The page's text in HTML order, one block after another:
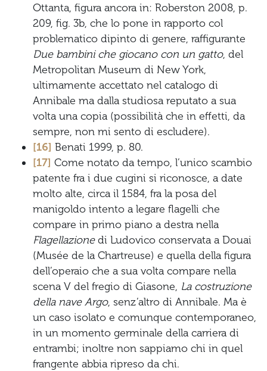
Ottanta, figura ancora in: Roberston 2008, p.
209, fig. 3b, che lo pone in rapporto col
problematico dipinto di genere, raffigurante
Due bambini che giocano con un gatto, del
Metropolitan Museum di New York,
ultimamente accettato nel catalogo di
Annibale ma dalla studiosa reputato a sua
volta una copia (possibilità che in effetti, da
sempre, non mi sento di escludere).
[16] Benati 1999, p. 80.
[17] Come notato da tempo, l’unico scambio
patente fra i due cugini si riconosce, a date
molto alte, circa il 1584, fra la posa del
manigoldo intento a legare flagelli che
compare in primo piano a destra nella
Flagellazionedi Ludovico conservata a Douai
(Musée de la Chartreuse) e quella della figura
dell’operaio che a sua volta compare nella
scena V del fregio di Giasone, La costruzione
della nave Argo, senz’altro di Annibale. Ma è
un caso isolato e comunque contemporaneo,
in un momento germinale della carriera di
entrambi; inoltre non sappiamo chi in quel
frangente abbia ripreso da chi.